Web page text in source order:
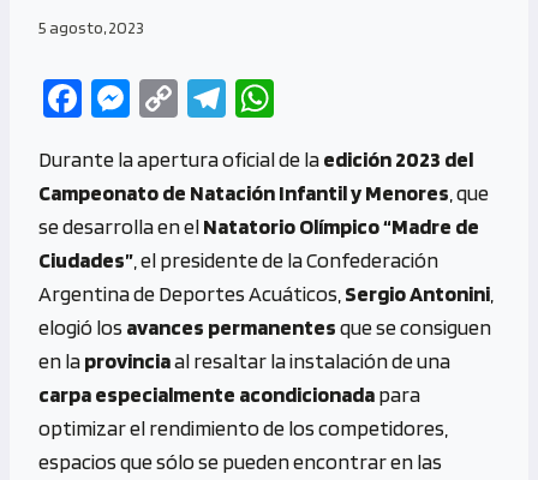
5 agosto, 2023
Fa
b
o
o
k
M
se
n
g
er
C
py
Li
n
k
Te
gr
a
m
at
s
A
p
p
Durante la apertura oficial de laedición 2023 del
Campeonato de Natación Infantil y Menores , que
se desarrolla en elNatatorio Olímpico “Madre de
Ciudades” , el presidente de la Confederación
Argentina de Deportes Acuáticos, Sergio Antonini
elogió los avances permanentesque se consiguen
en laprovinciaal resaltar la instalación de una
carpa especialmente acondicionadapara
optimizar el rendimiento de los competidores,
espacios que sólo se pueden encontrar en las